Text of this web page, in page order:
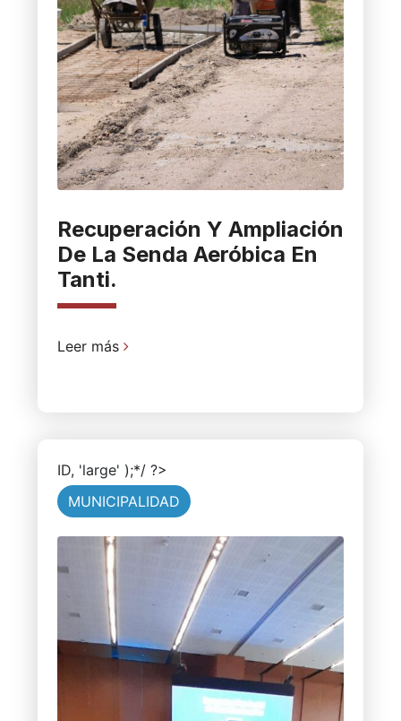
Recuperación Y Ampliación
De La Senda Aeróbica En
Tanti.
Leer más
ID, 'large' );*/ ?>
MUNICIPALIDAD